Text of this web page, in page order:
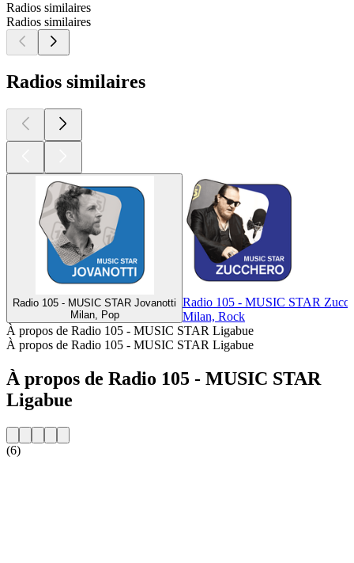
Radios similaires
Radios similaires
Radios similaires
Radio 105 - MUSIC STAR Jovanotti
Milan, Pop
Radio 105 - MUSIC STAR
Milan, Rock
À propos de Radio 105 - MUSIC STAR Ligabue
À propos de Radio 105 - MUSIC STAR Ligabue
À propos de Radio 105 - MUSIC STAR
Ligabue
(6)